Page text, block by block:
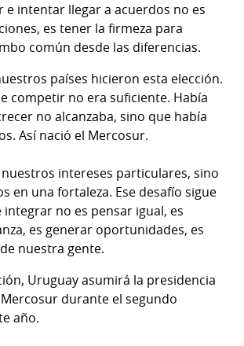
e intentar llegar a acuerdos no es
es tener la firmeza para
común desde las diferencias.
países hicieron esta elección.
competir no era suficiente. Había
no alcanzaba, sino que había
Así nació el Mercosur.
intereses particulares, sino
en una fortaleza. Ese desafío sigue
no es pensar igual, es
es generar oportunidades, es
nuestra gente.
Uruguay asumirá la presidencia
durante el segundo
año.